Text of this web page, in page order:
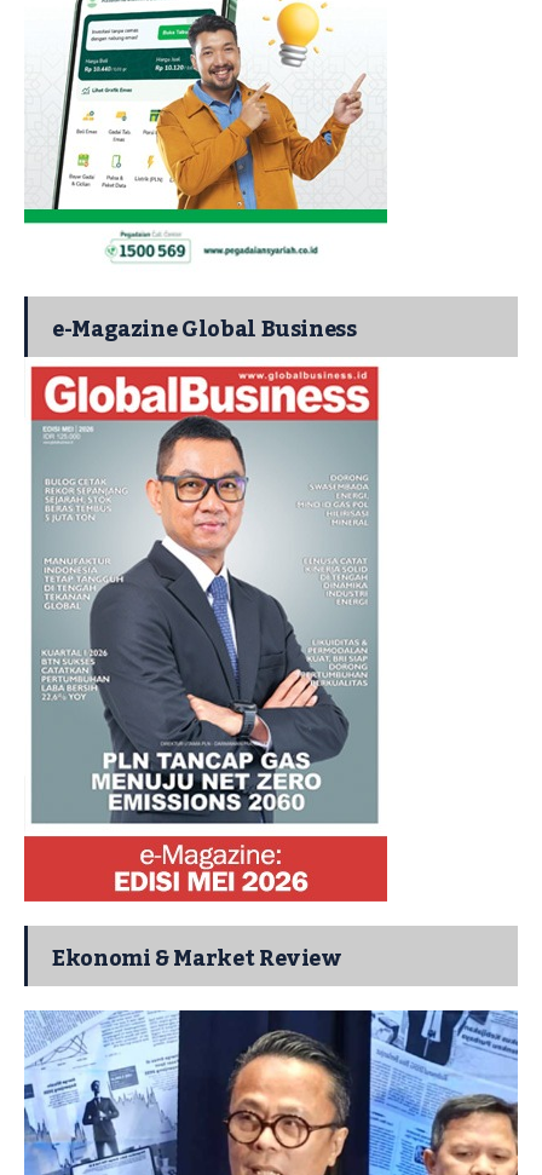
e-Magazine Global Business
Ekonomi & Market Review